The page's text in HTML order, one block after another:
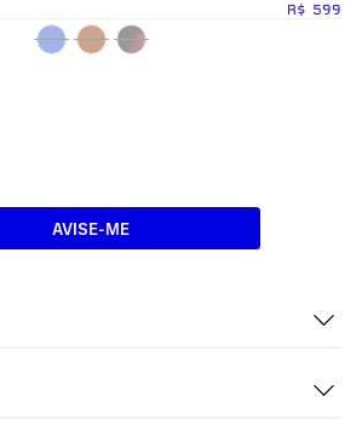
R$ 599
AVISE-ME